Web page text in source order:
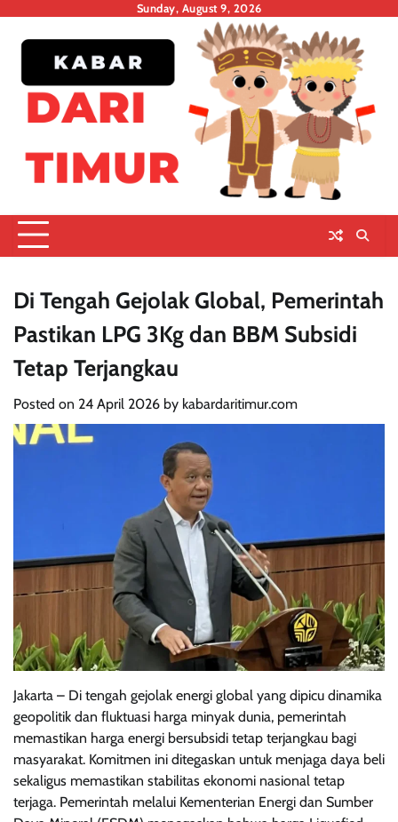
Sunday, August 9, 2026
Di Tengah Gejolak Global, Pemerintah
Pastikan LPG 3Kg dan BBM Subsidi
Tetap Terjangkau
Posted on 24 April 2026 by kabardaritimur.com
Jakarta – Di tengah gejolak energi global yang dipicu dinamika
geopolitik dan fluktuasi harga minyak dunia, pemerintah
memastikan harga energi bersubsidi tetap terjangkau bagi
masyarakat. Komitmen ini ditegaskan untuk menjaga daya beli
sekaligus memastikan stabilitas ekonomi nasional tetap
terjaga. Pemerintah melalui Kementerian Energi dan Sumber